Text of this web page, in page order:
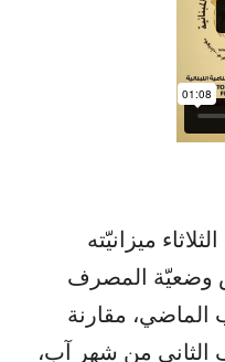
ميزانيّته
وضعيّة المصرف
الماضي، مقارنة
الثاني من شهر آب،